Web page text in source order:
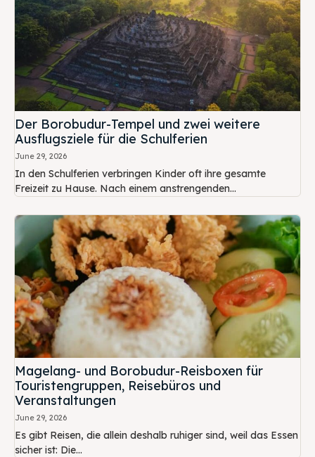
Der Borobudur-Tempel und zwei weitere
Ausflugsziele für die Schulferien
June 29, 2026
In den Schulferien verbringen Kinder oft ihre gesamte
Freizeit zu Hause. Nach einem anstrengenden...
Magelang- und Borobudur-Reisboxen für
Touristengruppen, Reisebüros und
Veranstaltungen
June 29, 2026
Es gibt Reisen, die allein deshalb ruhiger sind, weil das Essen
sicher ist: Die...